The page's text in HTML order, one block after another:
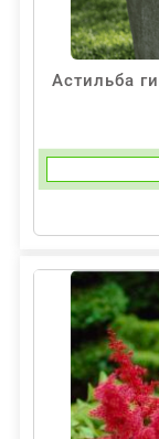
Астильба